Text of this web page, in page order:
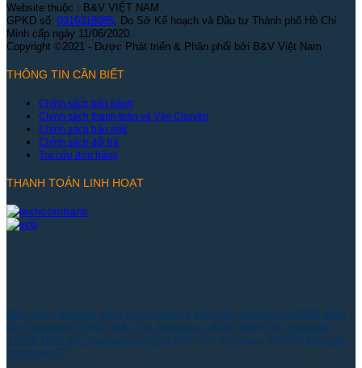
Website thuộc : B&V VIỆT NAM
GPKD số: 0316318085 , Do Sở Kế hoạch và Đầu tư Thành phố Hồ Chí
Minh cấp ngày 11/06/2020.
Copyright ©2021 - Được Phát triển & Phân phối bởi B&V Việt Nam
THÔNG TIN CẦN BIẾT
Chính sách bảo hành
Chính sách thanh toán và Vận Chuyển
Chính sách bảo mật
Chính sách đổi trả
Tra cứu đơn hàng
THANH TOÁN LINH HOẠT
Biến tần Yaskawa Bien tan Yaskawa Biến tần Yaskawa A1000 Biến
tần Yaskawa E1000 Biến tần Yaskawa V1000 Biến tần Yaskawa
J1000 Biến tần Yaskawa GA700 Biến tần Yaskawa GA500 Biến tần
Yaskawa G7